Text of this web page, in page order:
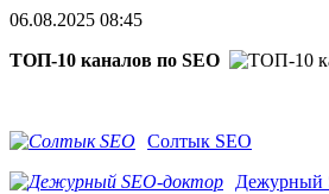
06.08.2025 08:45
ТОП-10 каналов по SEO
Солтык SEO
Дежурный